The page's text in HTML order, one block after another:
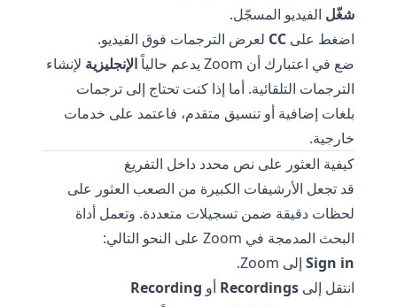
شغّل الفيديو المسجّل.
اضغط على CC لعرض الترجمات فوق الفيديو.
ضع في اعتبارك أن Zoom يدعم حالياً
الإنجليزية لإنشاء
الترجمات التلقائية. أما إذا كنت تحتاج إلى ترجمات
بلغات إضافية أو تنسيق متقدم، فاعتمد على خدمات
خارجية.
كيفية العثور على نص محدد داخل التفريغ
قد تجعل الأرشيفات الكبيرة من الصعب العثور على
لحظات دقيقة ضمن تسجيلات متعددة. وتعمل أداة
البحث المدمجة في Zoom على النحو التالي:
Sign in إلى Zoom.
انتقل إلى Recordings أو Recording